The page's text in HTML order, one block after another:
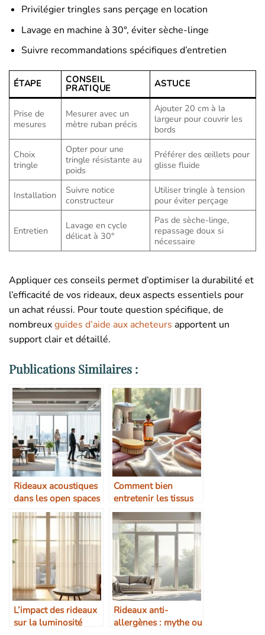
Privilégier tringles sans perçage en location
Lavage en machine à 30°, éviter sèche-linge
Suivre recommandations spécifiques d’entretien
ÉTAPE CONSEIL
PRATIQUE ASTUCE
Prise de
mesures
Mesurer avec un
mètre ruban précis
Ajouter 20 cm à la
largeur pour couvrir les
bords
Choix
tringle
Opter pour une
tringle résistante au
poids
Préférer des œillets pour
glisse fluide
Installation
Suivre notice
constructeur
Utiliser tringle à tension
pour éviter perçage
Entretien
Lavage en cycle
délicat à 30°
Pas de sèche-linge,
repassage doux si
nécessaire
Appliquer ces conseils permet d’optimiser la durabilité et
l’efficacité de vos rideaux, deux aspects essentiels pour
un achat réussi. Pour toute question spécifique, de
nombreuxguides d’aide aux acheteurs apportent un
support clair et détaillé.
Publications Similaires :
Rideaux acoustiques
dans les open spaces
: une vraie solution ?
Comment bien
entretenir les tissus
haut de gamme
L’impact des rideaux
sur la luminosité
Rideaux anti-
allergènes : mythe ou